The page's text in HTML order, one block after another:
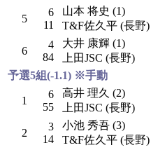
5
6
11
山本 将史 (1)
T&F佐久平 (長野)
6
4
84
大井 康輝 (1)
上田JSC (長野)
予選5組(-1.1) ※手動
1
6
55
高井 理久 (2)
上田JSC (長野)
2
3
14
小池 秀吾 (3)
T&F佐久平 (長野)